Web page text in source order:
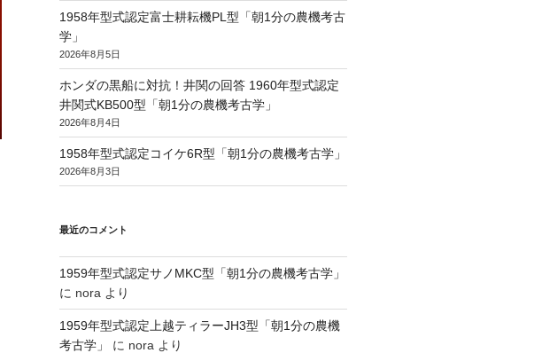
1958年型式認定富士耕耘機PL型「朝1分の農機考古
学」
2026年8月5日
ホンダの黒船に対抗！井関の回答 1960年型式認定
井関式KB500型「朝1分の農機考古学」
2026年8月4日
1958年型式認定コイケ6R型「朝1分の農機考古学」
2026年8月3日
最近のコメント
1959年型式認定サノMKC型「朝1分の農機考古学」
に nora より
1959年型式認定上越ティラーJH3型「朝1分の農機
考古学」
に nora より